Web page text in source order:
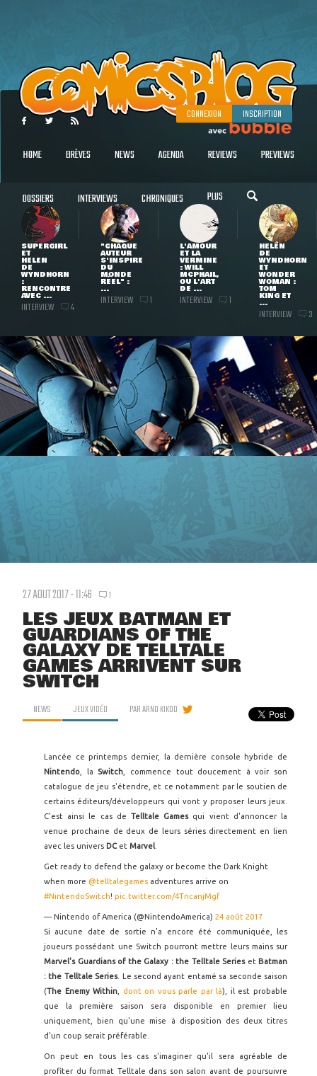
CONNEXION INSCRIPTION
HOME BRÈVES NEWS AGENDA REVIEWS PREVIEWS
DOSSIERS INTERVIEWS CHRONIQUES PLUS
SUPERGIRL
ET
HELEN
DE
WYNDHORN
:
RENCONTRE
AVEC ...
INTERVIEW 4
"CHAQUE
AUTEUR
S'INSPIRE
DU
MONDE
RÉEL" :
...
INTERVIEW 1
L'AMOUR
ET LA
VERMINE
: WILL
MCPHAIL,
OU L'ART
DE ...
INTERVIEW 1
HELEN
DE
WYNDHORN
ET
WONDER
WOMAN :
TOM
KING ET
...
INTERVIEW 3
27 AOUT 2017 - 11:46 1
LES JEUX BATMAN ET
GUARDIANS OF THE
GALAXY DE TELLTALE
GAMES ARRIVENT SUR
SWITCH
NEWS JEUX VIDÉO PARARNO KIKOO
Lancée ce printemps dernier, la dernière console hybride de
Nintendo , la Switch , commence tout doucement à voir son
catalogue de jeu s'étendre, et ce notamment par le soutien de
certains éditeurs/développeurs qui vont y proposer leurs jeux.
C'est ainsi le cas de Telltale Games qui vient d'annoncer la
venue prochaine de deux de leurs séries directement en lien
avec les univers DC et Marvel
Get ready to defend the galaxy or become the Dark Knight
when more @telltalegames adventures arrive on
#NintendoSwitch! pic.twitter.com/4TncanjMgf
— Nintendo of America (@NintendoAmerica) 24 août 2017
Si aucune date de sortie n'a encore été communiquée, les
joueurs possédant une Switch pourront mettre leurs mains sur
Marvel's Guardians of the Galaxy : the Telltale Series et Batman
: the Telltale Series. Le second ayant entamé sa seconde saison
(The Enemy Within dont on vous parle par là), il est probable
que la première saison sera disponible en premier lieu
uniquement, bien qu'une mise à disposition des deux titres
d'un coup serait préférable.
On peut en tous les cas s'imaginer qu'il sera agréable de
profiter du format Telltale dans son salon avant de poursuivre